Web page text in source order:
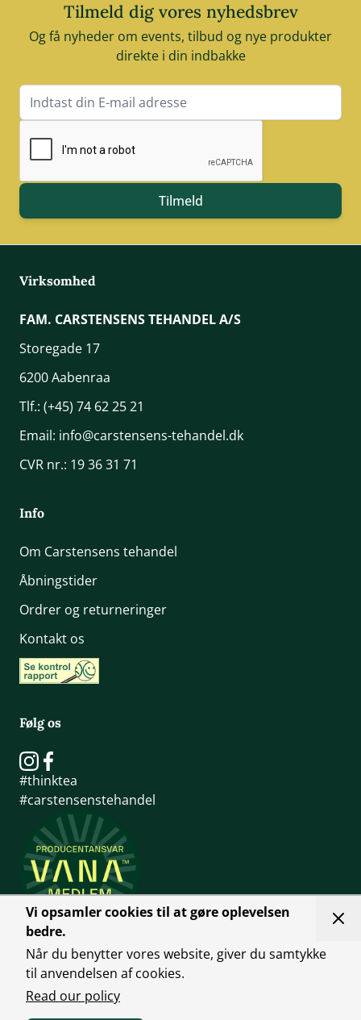
Vi opsamler cookies til at gøre oplevelsen
bedre.
Når du benytter vores website, giver du samtykke
til anvendelsen af cookies.
Read our policy
Tilmeld dig vores nyhedsbrev
Og få nyheder om events, tilbud og nye produkter
direkte i din indbakke
E-mail adresse
Tilmeld
Virksomhed
FAM. CARSTENSENS TEHANDEL A/S
Storegade 17
6200 Aabenraa
Tlf.: (+45) 74 62 25 21
Email: info@carstensens-tehandel.dk
CVR nr.: 19 36 31 71
Info
Om Carstensens tehandel
Åbningstider
Ordrer og returneringer
Kontakt os
Følg os
#thinktea
#carstensenstehandel